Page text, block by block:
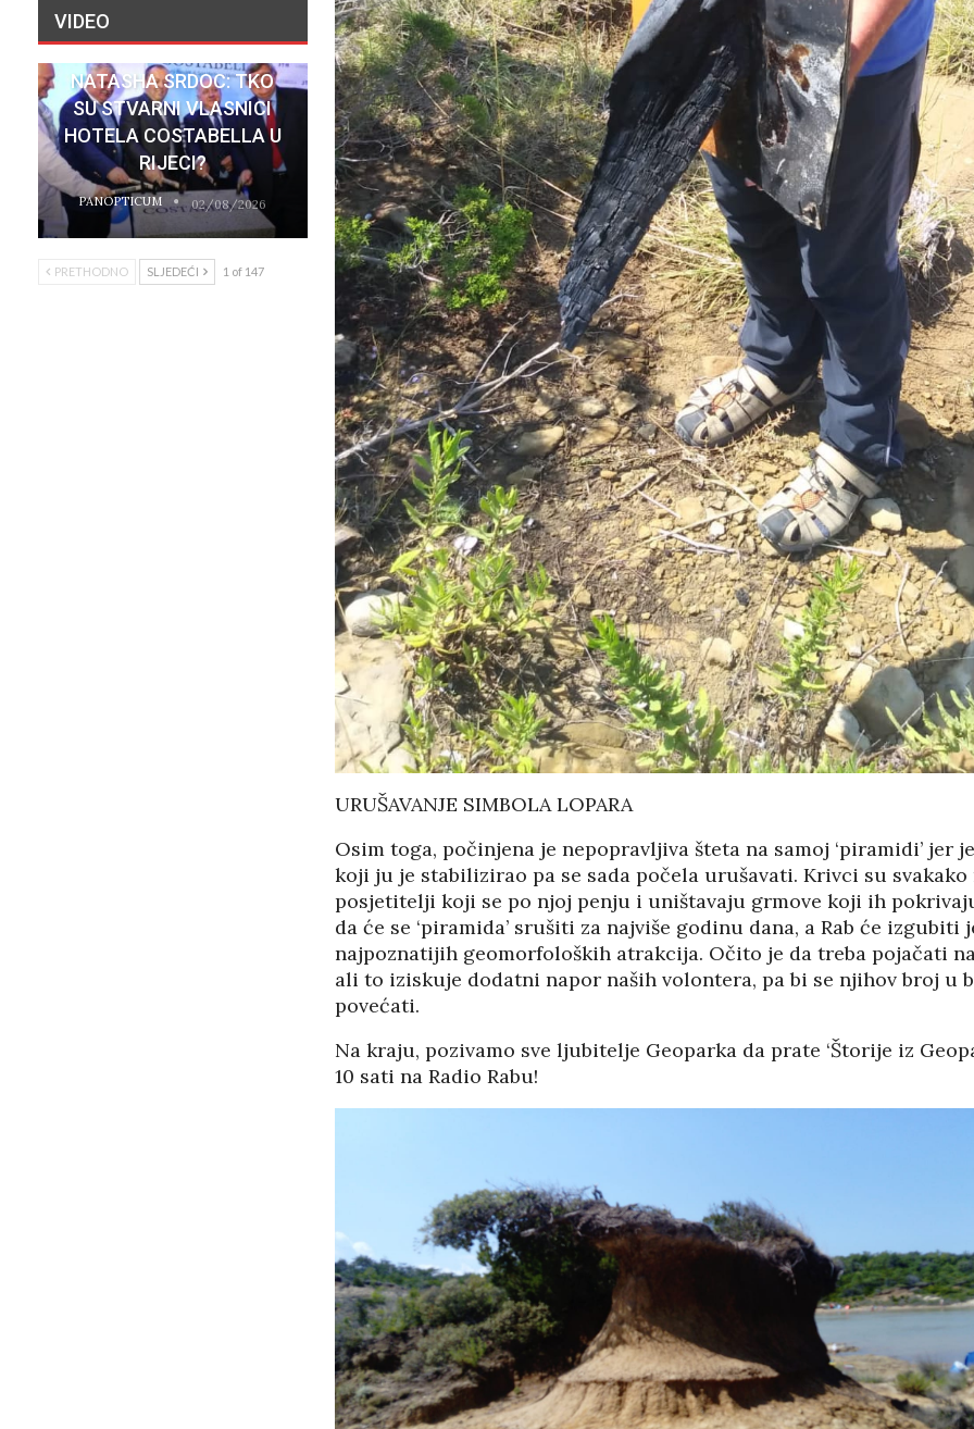
URUŠAVANJE SIMBOLA LOPARA
Osim toga, počinjena je nepopravljiva šteta na samoj ‘piramidi’ jer
koji ju je stabilizirao pa se sada počela urušavati. Krivci su
posjetitelji koji se po njoj penju i uništavaju grmove koji ih
da će se ‘piramida’ srušiti za najviše godinu dana, a Rab će izgubiti
najpoznatijih geomorfoloških atrakcija. Očito je da treba pojačati
ali to iziskuje dodatni napor naših volontera, pa bi se njihov broj u
povećati.
Na kraju, pozivamo sve ljubitelje Geoparka da prate ‘Štorije iz
10 sati na Radio Rabu!
VIDEO
NATASHA SRDOC: TKO
SU STVARNI VLASNICI
HOTELA COSTABELLA U
RIJECI?
PANOPTICUM 02/08/2026
PRETHODNO SLJEDEĆI 1 of 147